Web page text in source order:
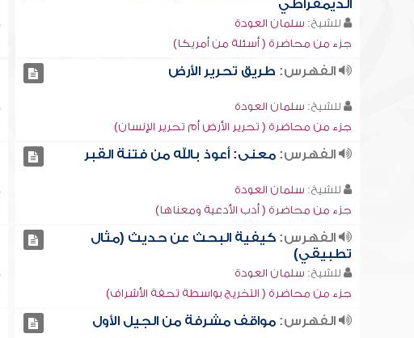
الديمقراطي
للشيخ: سلمان العودة
جزء من محاضرة ( أسئلة من أمريكا)
الفهرس: طريق تحرير الأرض
للشيخ: سلمان العودة
جزء من محاضرة ( تحرير الأرض أم تحرير الإنسان)
الفهرس:معنى: أعوذ بالله من فتنة القبر
للشيخ: سلمان العودة
جزء من محاضرة ( أدب الأدعية ومعناها)
الفهرس:كيفية البحث عن حديث (مثال
تطبيقي)
للشيخ: سلمان العودة
جزء من محاضرة ( التخريج بواسطة تحفة الأشراف)
الفهرس:مواقف مشرفة من الجيل الأول